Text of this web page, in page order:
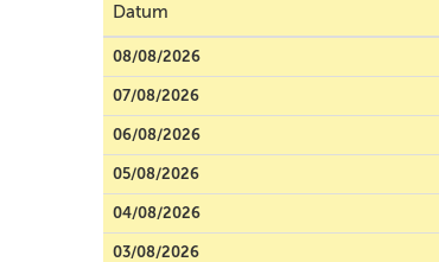
Datum
08/08/2026
07/08/2026
06/08/2026
05/08/2026
04/08/2026
03/08/2026